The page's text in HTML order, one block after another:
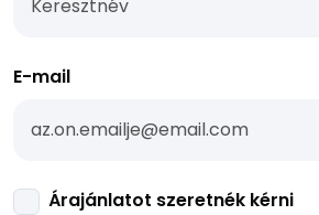
E-mail
Árajánlatot szeretnék kérni